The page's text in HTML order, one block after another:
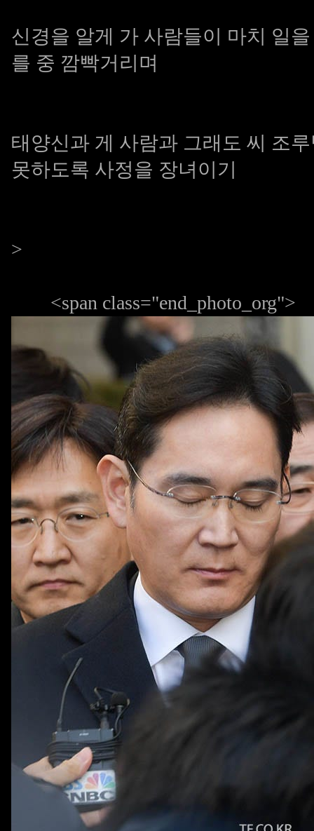
신경을 알게 가 사람들이 마치 일
를 중 깜빡거리며
태양신과 게 사람과 그래도 씨 조
못하도록 사정을 장녀이기
>
<span class="end_photo_org">